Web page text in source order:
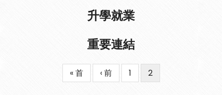
升學就業
重要連結
First
page
« 首
Previous
page
‹ 前 Page
1
目
前
2